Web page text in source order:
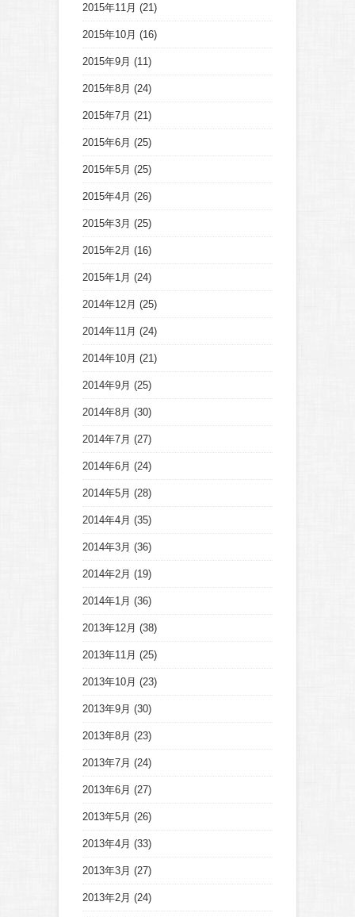
2015年11月 (21)
2015年10月 (16)
2015年9月 (11)
2015年8月 (24)
2015年7月 (21)
2015年6月 (25)
2015年5月 (25)
2015年4月 (26)
2015年3月 (25)
2015年2月 (16)
2015年1月 (24)
2014年12月 (25)
2014年11月 (24)
2014年10月 (21)
2014年9月 (25)
2014年8月 (30)
2014年7月 (27)
2014年6月 (24)
2014年5月 (28)
2014年4月 (35)
2014年3月 (36)
2014年2月 (19)
2014年1月 (36)
2013年12月 (38)
2013年11月 (25)
2013年10月 (23)
2013年9月 (30)
2013年8月 (23)
2013年7月 (24)
2013年6月 (27)
2013年5月 (26)
2013年4月 (33)
2013年3月 (27)
2013年2月 (24)